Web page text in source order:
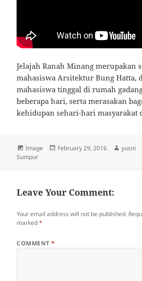
Jelajah Ranah Minang merupakan
mahasiswa Arsitektur Bung Hatta,
mahasiswa tinggal di rumah
beberapa hari, serta merasakan
kehidupan sehari-hari masyarakat
Format
Image
Posted
February 29, 2016 Author
yusni
Sumpur
Leave Your Comment:
Your email address will not be published.
marked*
COMMENT*